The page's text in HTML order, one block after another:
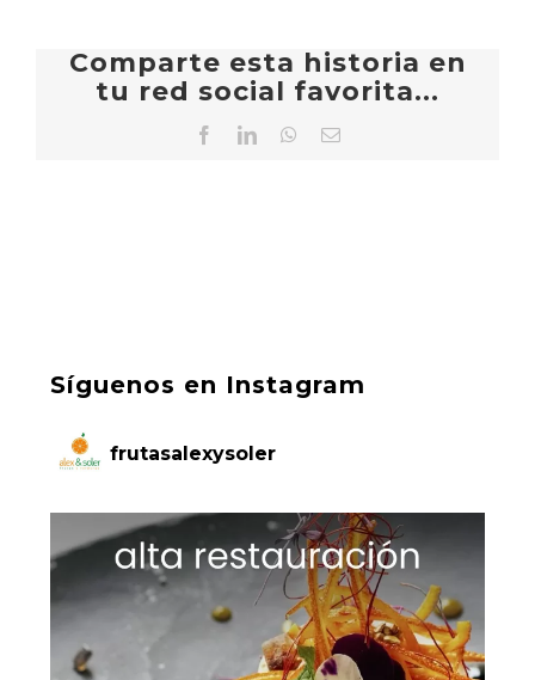
Comparte esta historia en
tu red social favorita...
FacebookLinkedInWhatsApp
Correo
Síguenos en Instagram
frutasalexysoler